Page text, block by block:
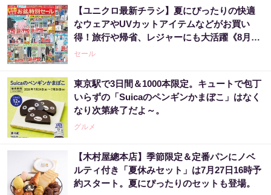
【ユニクロ最新チラシ】夏にぴったりの快適
なウェアやUVカットアイテムなどがお買い
得！旅行や帰省、レジャーにも大活躍《8月13
日まで》
セール
東京駅で3日間＆1000本限定。キュートで包丁
いらずの「Suicaのペンギンかまぼこ」はなく
なり次第終了だよ～。
グルメ
【木村屋總本店】季節限定＆定番パンにノベ
ルティ付き「夏休みセット」は7月27日16時予
約スタート。夏にぴったりのセットも登場。